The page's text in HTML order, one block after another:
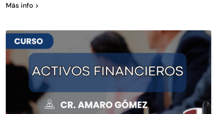
Más info